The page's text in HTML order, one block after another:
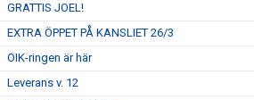
GRATTIS JOEL!
EXTRA ÖPPET PÅ KANSLIET 26/3
OIK-ringen är här
Leverans v. 12